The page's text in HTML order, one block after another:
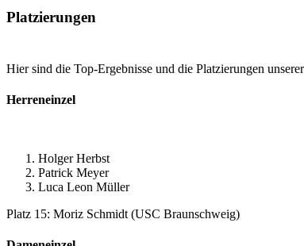
Platzierungen
Hier sind die Top-Ergebnisse und die Platzierungen
Herreneinzel
Holger Herbst
Patrick Meyer
Luca Leon Müller
Platz 15: Moriz Schmidt (USC Braunschweig)